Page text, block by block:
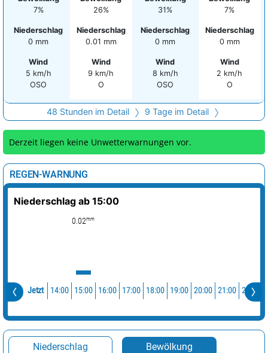
7%
Niederschlag
0 mm
Wind
5 km/h
OSO
26%
Niederschlag
0.01 mm
Wind
9 km/h
O
31%
Niederschlag
0 mm
Wind
8 km/h
OSO
7%
Niederschlag
0 mm
Wind
2 km/h
O
48 Stunden im Detail 9 Tage im Detail
Derzeit liegen keine Unwetterwarnungen vor.
REGEN-WARNUNG
Niederschlag ab 15:00
0.02mm
Jetzt 14:00 15:00 16:00 17:00 18:00 19:00 20:00 21:00 22:00
Niederschlag Bewölkung